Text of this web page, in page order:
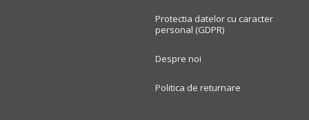
Protectia datelor cu caracter
personal (GDPR)
Despre noi
Politica de returnare